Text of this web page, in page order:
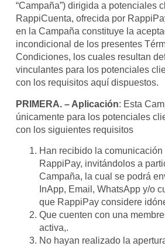
“Campaña”) dirigida a potenciales
RappiCuenta, ofrecida por
en la Campaña constituye la
incondicional de los presentes
Condiciones, los cuales resultan
vinculantes para los potenciales
con los requisitos aquí dispuestos.
PRIMERA. – Aplicación: Esta
únicamente para los potenciales
con los siguientes requisitos
Han recibido la comunicación
RappiPay, invitándolos a
Campaña, la cual se podrá
InApp, Email, WhatsApp y/o
que RappiPay considere
Que cuenten con una
activa,.
No hayan realizado la